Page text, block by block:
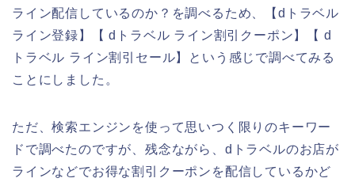
ライン配信しているのか？を調べるため、【dトラベル
ライン登録】【 dトラベル ライン割引クーポン】【 d
トラベル ライン割引セール】という感じで調べてみる
ことにしました。
ただ、検索エンジンを使って思いつく限りのキーワー
ドで調べたのですが、残念ながら、dトラベルのお店が
ラインなどでお得な割引クーポンを配信しているかど